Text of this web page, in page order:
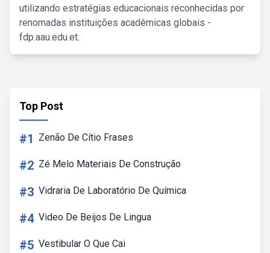
utilizando estratégias educacionais reconhecidas por
renomadas instituições acadêmicas globais -
fdp.aau.edu.et.
Top Post
#1 Zenão De Cítio Frases
#2 Zé Melo Materiais De Construção
#3 Vidraria De Laboratório De Química
#4 Video De Beijos De Lingua
#5 Vestibular O Que Cai